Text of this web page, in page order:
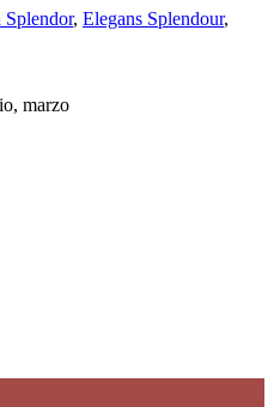
, Elegans Splendour,
marzo